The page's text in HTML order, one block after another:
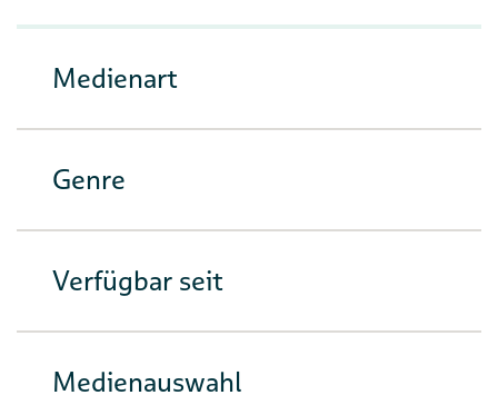
Medienart
Genre
Verfügbar seit
Medienauswahl